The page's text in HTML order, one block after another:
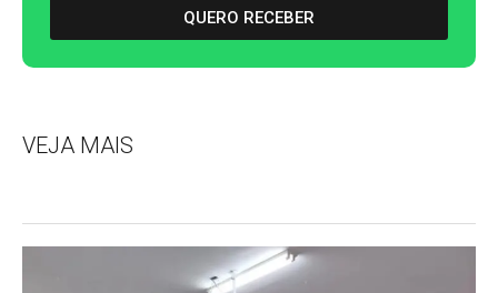
QUERO RECEBER
VEJA MAIS